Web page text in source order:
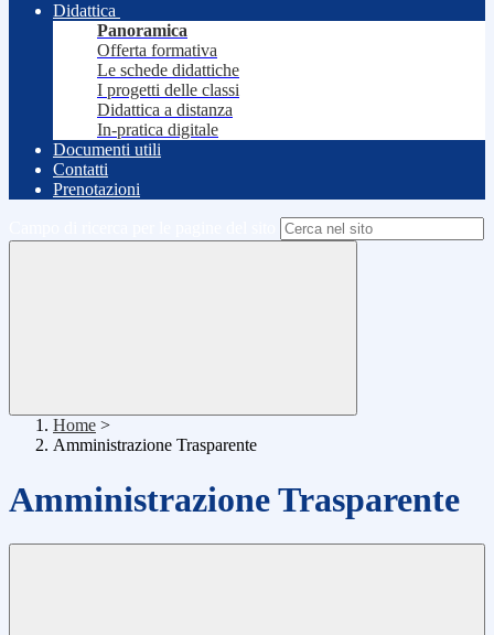
Didattica
Panoramica
Offerta formativa
Le schede didattiche
I progetti delle classi
Didattica a distanza
In-pratica digitale
Documenti utili
Contatti
Prenotazioni
Home >
Amministrazione Trasparente
Amministrazione Trasparente